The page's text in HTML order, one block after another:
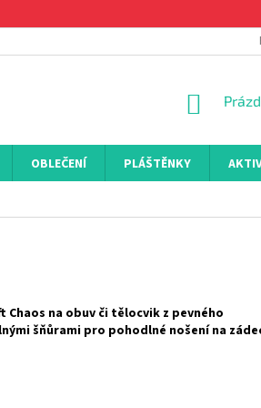
OBLEČENÍ PLÁŠTĚNKY
na obuv či tělocvik z pevného
šňůrami pro pohodlné nošení na